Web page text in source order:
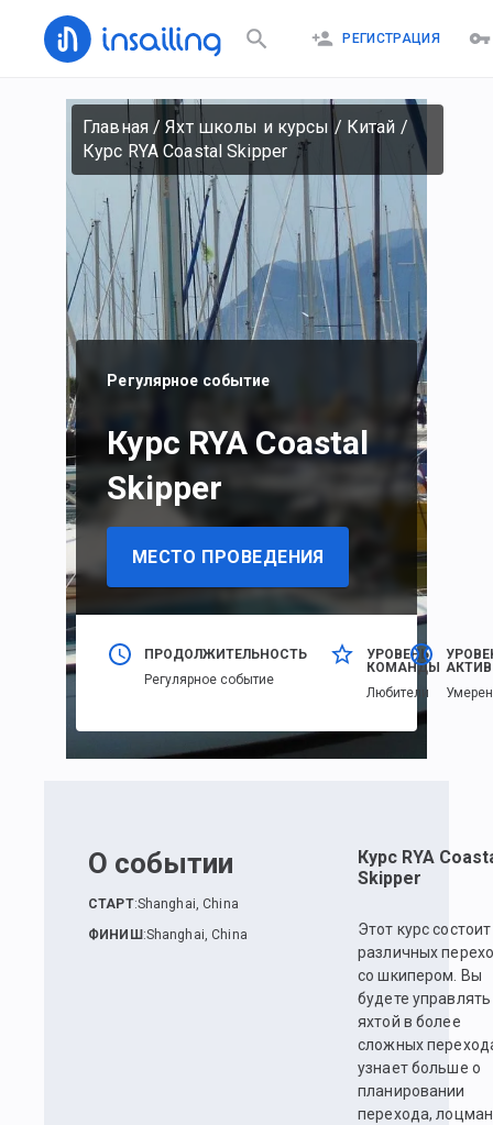
РЕГИСТРАЦИЯ
Главная/Яхт школы и курсы / Китай /
Курс RYA Coastal Skipper
Регулярное событие
Курс RYA Coastal
Skipper
МЕСТО ПРОВЕДЕНИЯ
ПРОДОЛЖИТЕЛЬНОСТЬ
Регулярное событие
УРОВЕНЬ
КОМАНДЫ
Любители
О событии
СТАРТ:Shanghai, China
ФИНИШ :Shanghai, China
Курс RYA
Skipper
Этот курс
различных
со шкипером. Вы
будете управлять
яхтой в более
сложных
узнает больше о
планировании
перехода,